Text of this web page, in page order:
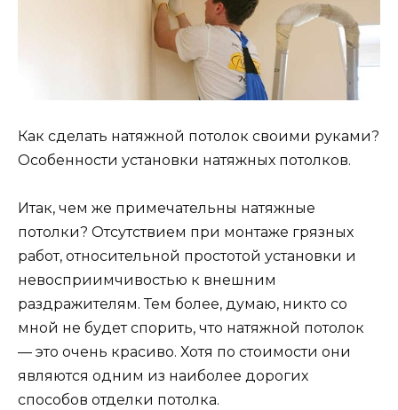
Как сделать натяжной потолок своими руками?
Особенности установки натяжных потолков.
Итак, чем же примечательны натяжные
потолки? Отсутствием при монтаже грязных
работ, относительной простотой установки и
невосприимчивостью к внешним
раздражителям. Тем более, думаю, никто со
мной не будет спорить, что натяжной потолок
— это очень красиво. Хотя по стоимости они
являются одним из наиболее дорогих
способов отделки потолка.